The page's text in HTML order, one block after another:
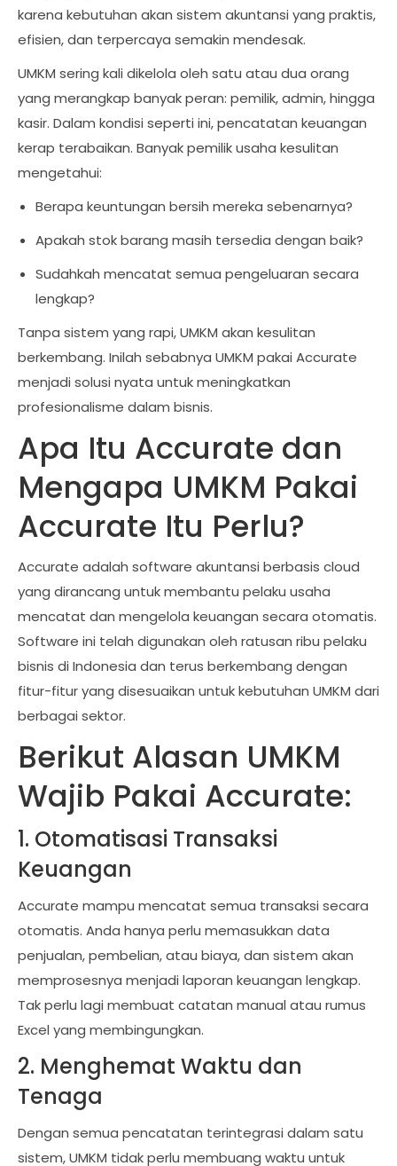
karena kebutuhan akan sistem akuntansi yang praktis,
efisien, dan terpercaya semakin mendesak.
UMKM sering kali dikelola oleh satu atau dua orang
yang merangkap banyak peran: pemilik, admin, hingga
kasir. Dalam kondisi seperti ini, pencatatan keuangan
kerap terabaikan. Banyak pemilik usaha kesulitan
mengetahui:
Berapa keuntungan bersih mereka sebenarnya?
Apakah stok barang masih tersedia dengan baik?
Sudahkah mencatat semua pengeluaran secara
lengkap?
Tanpa sistem yang rapi, UMKM akan kesulitan
berkembang. Inilah sebabnya UMKM pakai Accurate
menjadi solusi nyata untuk meningkatkan
profesionalisme dalam bisnis.
Apa Itu Accurate dan
Mengapa UMKM Pakai
Accurate Itu Perlu?
Accurate adalah software akuntansi berbasis cloud
yang dirancang untuk membantu pelaku usaha
mencatat dan mengelola keuangan secara otomatis.
Software ini telah digunakan oleh ratusan ribu pelaku
bisnis di Indonesia dan terus berkembang dengan
fitur-fitur yang disesuaikan untuk kebutuhan UMKM dari
berbagai sektor.
Berikut Alasan UMKM
Wajib Pakai Accurate:
1. Otomatisasi Transaksi
Keuangan
Accurate mampu mencatat semua transaksi secara
otomatis. Anda hanya perlu memasukkan data
penjualan, pembelian, atau biaya, dan sistem akan
memprosesnya menjadi laporan keuangan lengkap.
Tak perlu lagi membuat catatan manual atau rumus
Excel yang membingungkan.
2. Menghemat Waktu dan
Tenaga
Dengan semua pencatatan terintegrasi dalam satu
sistem, UMKM tidak perlu membuang waktu untuk